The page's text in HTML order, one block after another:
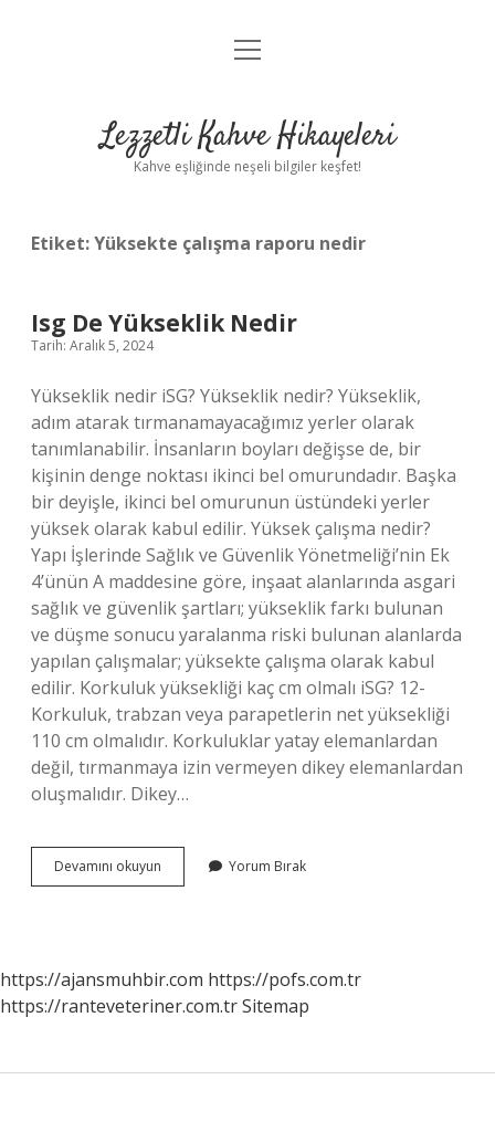
Anasayfa
Yasal Uyarı
menüyü
Lezzetli Kahve Hikayeleri
Kahve eşliğinde neşeli bilgiler keşfet!
Etiket:Yüksekte çalışma raporu nedir
Isg De Yükseklik Nedir
Tarih: Aralık 5, 2024
Yükseklik nedir iSG? Yükseklik nedir? Yükseklik,
adım atarak tırmanamayacağımız yerler olarak
tanımlanabilir. İnsanların boyları değişse de, bir
kişinin denge noktası ikinci bel omurundadır. Başka
bir deyişle, ikinci bel omurunun üstündeki yerler
yüksek olarak kabul edilir. Yüksek çalışma nedir?
Yapı İşlerinde Sağlık ve Güvenlik Yönetmeliği’nin Ek
4’ünün A maddesine göre, inşaat alanlarında asgari
sağlık ve güvenlik şartları; yükseklik farkı bulunan
ve düşme sonucu yaralanma riski bulunan alanlarda
yapılan çalışmalar; yüksekte çalışma olarak kabul
edilir. Korkuluk yüksekliği kaç cm olmalı iSG? 12-
Korkuluk, trabzan veya parapetlerin net yüksekliği
110 cm olmalıdır. Korkuluklar yatay elemanlardan
değil, tırmanmaya izin vermeyen dikey elemanlardan
oluşmalıdır. Dikey…
Devamını okuyun
De
Yorum Bırak
https://ajansmuhbir.com https://pofs.com.tr
https://ranteveteriner.com.trSitemap